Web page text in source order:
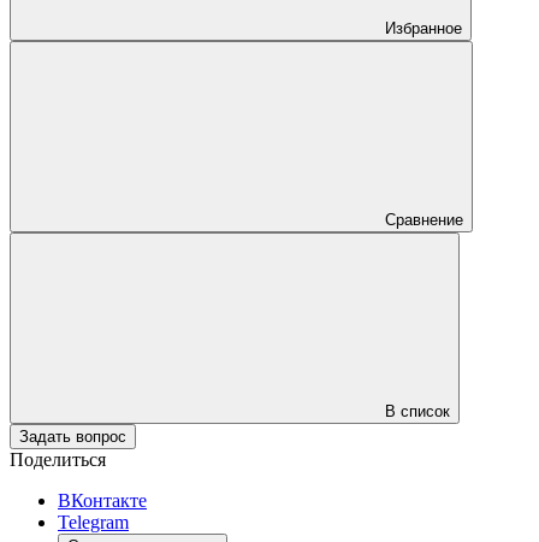
Избранное
Сравнение
В список
Задать вопрос
Поделиться
ВКонтакте
Telegram